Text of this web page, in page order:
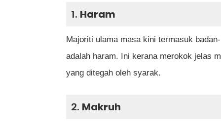
Bagaimana cara berhenti merokok
Rujukan
1. Haram
Majoriti ulama masa kini termasuk
adalah haram. Ini kerana merokok jelas
yang ditegah oleh syarak.
2. Makruh